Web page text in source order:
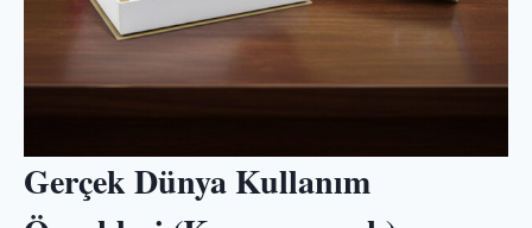
Gerçek Dünya Kullanım